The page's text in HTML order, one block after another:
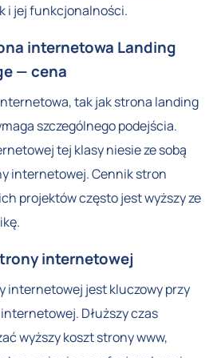
i jej funkcjonalności.
internetowa Landing
— cena
tak jak strona landing
szczególnego podejścia.
tej klasy niesie ze sobą
internetowej. Cennik stron
projektów często jest wyższy ze
internetowej
internetowej jest kluczowy przy
Dłuższy czas
wyższy koszt strony www,